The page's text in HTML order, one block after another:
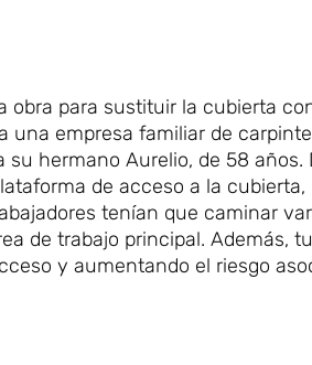
obra para sustituir la cubierta
una empresa familiar de
hermano Aurelio, de 58 años.
de acceso a la cubierta,
tenían que caminar
de trabajo principal. Además,
y aumentando el riesgo